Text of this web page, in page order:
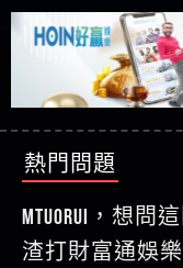
51,000倍數玩法攻
【其他問題】「
賴zg369」力智
力智投資是詐騙
回報獲利 請不要
【其他問題】 【
zg369】天盛商
行是真的嗎 天盛
招教你拿回
【其他問題】 受
大戶e點靈詐騙痛
點靈是不是詐騙
法出金 （大戶e
【其他問題】 弘
費討回資金賴
是不是詐騙 弘記
【其他問題】 被
詐騙手法欺詐群眾
的錢一招拿回
【其他問題】機
機台運算專案是
被機台運算專案
討回資金賴zg369
騙 Hoyabit是真的
【其他問題】
中【免費討回資
【其他問題】免
【侯依揚】廢物
【傑】推代理真
【盧鴻傑】請問
回答
【王亞廷】
【王亞廷】#免費
【傑】真的
【蔡如軒】黑網
【Wei】讚
【沈樂慧】又是
【林伊依】爛死
熱門問題
MTUORUi，想問
渣打財富通娛
TEAMWAY 挺威